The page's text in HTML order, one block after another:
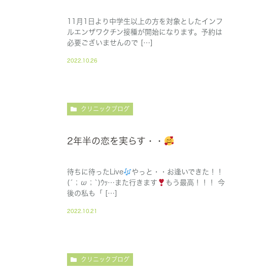
11月1日より中学生以上の方を対象としたインフ
ルエンザワクチン接種が開始になります。予約は
必要ございませんので […]
2022.10.26
クリニックブログ
2年半の恋を実らす・・
待ちに待ったLive
やっと・・お逢いできた！！
(´；ω；`)ｳｯ…また行きます
もう最高！！！ 今
後の私も「 […]
2022.10.21
クリニックブログ